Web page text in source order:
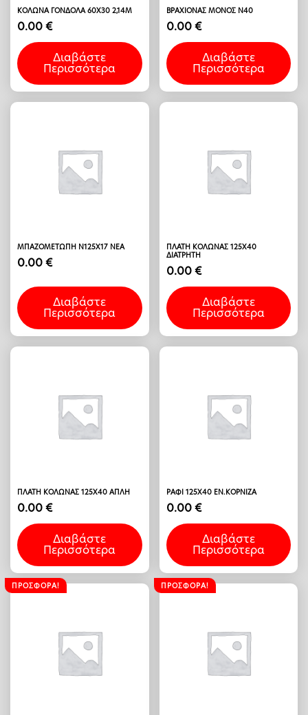
ΚΟΛΩΝΑ ΓΟΝΔΟΛΑ 60Χ30 2,14Μ
0.00€
Διαβάστε
Περισσότερα
ΒΡΑΧΙΟΝΑΣ ΜΟΝΟΣ Ν40
0.00€
Διαβάστε
Περισσότερα
ΜΠΑΖΟΜΕΤΩΠΗ Ν125Χ17 ΝΕΑ
0.00€
Διαβάστε
Περισσότερα
ΠΛΑΤΗ ΚΟΛΩΝΑΣ 125Χ40
ΔΙΑΤΡΗΤΗ
0.00€
Διαβάστε
Περισσότερα
ΠΛΑΤΗ ΚΟΛΩΝΑΣ 125Χ40 ΑΠΛΗ
0.00€
Διαβάστε
Περισσότερα
ΡΑΦΙ 125Χ40 ΕΝ.ΚΟΡΝΙΖΑ
0.00€
Διαβάστε
Περισσότερα
ΠΡΟΣΦΟΡΆ! ΠΡΟΣΦΟΡΆ!